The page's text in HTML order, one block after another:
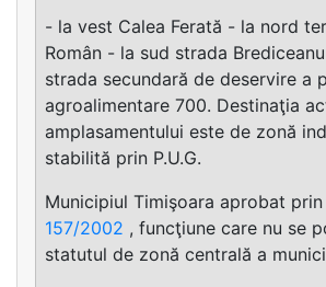
- la vest Calea Ferată - la nord
Român - la sud strada
strada secundară de deservire a
agroalimentare 700. Destinaţia
amplasamentului este de zonă
stabilită prin P.U.G.
Municipiul Timişoara aprobat prin
157/2002 , funcţiune care nu se
statutul de zonă centrală a